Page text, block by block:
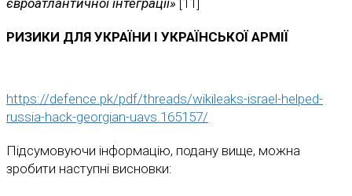
євроатлантичної інтеграції» [11]
РИЗИКИ ДЛЯ УКРАЇНИ І УКРАЇНСЬКОЇ АРМІЇ
https://defence.pk/pdf/threads/wikileaks-israel-helped-
russia-hack-georgian-uavs.165157/
Підсумовуючи інформацію, подану вище, можна
зробити наступні висновки: